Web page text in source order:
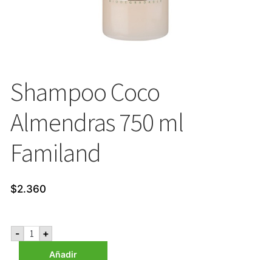
Shampoo Coco
Almendras 750 ml
Familand
$2.360
- Shampoo
Coco
Almendras
+
Añadir